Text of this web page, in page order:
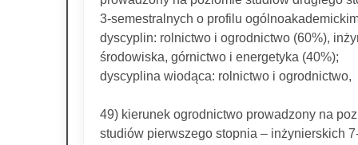
3-semestralnych o profilu
dyscyplin: rolnictwo i ogrodnictwo (60%),
środowiska, górnictwo i energetyka (40%);
dyscyplina wiodąca: rolnictwo i ogrodnictwo,
49) kierunek ogrodnictwo prowadzony na
studiów pierwszego stopnia – inżynierskich